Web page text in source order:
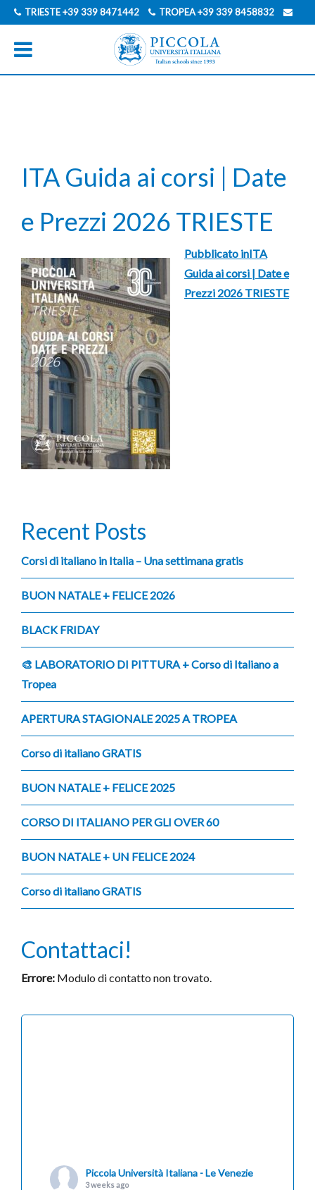
TRIESTE+39 339 8471442 TROPEA+39 339 8458832
INFO@PICCOLAUNIVERSITAITALIANA.COM
FRANCESE TEDESCO GIAPPONESE
ITA Guida ai corsi | Date
e Prezzi 2026 TRIESTE
Navigazione
articoli
Pubblicato inITA
Guida ai corsi | Date e
Prezzi 2026 TRIESTE
Recent Posts
Corsi di italiano in Italia – Una settimana gratis
BUON NATALE + FELICE 2026
BLACK FRIDAY
🎨 LABORATORIO DI PITTURA + Corso di Italiano a
Tropea
APERTURA STAGIONALE 2025 A TROPEA
Corso di italiano GRATIS
BUON NATALE + FELICE 2025
CORSO DI ITALIANO PER GLI OVER 60
BUON NATALE + UN FELICE 2024
Corso di italiano GRATIS
Contattaci!
Errore: Modulo di contatto non trovato.
Piccola Università Italiana - Le Venezie
3 weeks ago